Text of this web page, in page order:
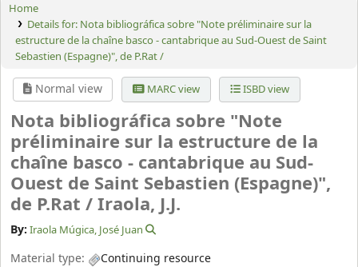
Home
Details for: Nota bibliográfica sobre "Note préliminaire sur la
estructure de la chaîne basco - cantabrique au Sud-Ouest de Saint
Sebastien (Espagne)", de P.Rat /
Normal view MARC view ISBD view
Nota bibliográfica sobre "Note
préliminaire sur la estructure de la
chaîne basco - cantabrique au Sud-
Ouest de Saint Sebastien (Espagne)",
de P.Rat /Iraola, J.J.
By: Iraola Múgica, José Juan
Material type:
Continuing resource